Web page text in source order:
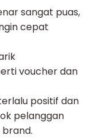
sangat puas,
cepat
voucher dan
positif dan
pelanggan